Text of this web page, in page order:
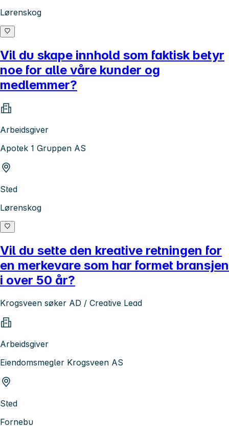
Lørenskog
Vil du skape innhold som faktisk betyr
noe for alle våre kunder og
medlemmer?
Arbeidsgiver
Apotek 1 Gruppen AS
Sted
Lørenskog
Vil du sette den kreative retningen for
en merkevare som har formet bransjen
i over 50 år?
Krogsveen søker AD / Creative Lead
Arbeidsgiver
Eiendomsmegler Krogsveen AS
Sted
Fornebu